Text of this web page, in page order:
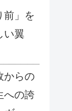
前」を
い翼
からの
への誇